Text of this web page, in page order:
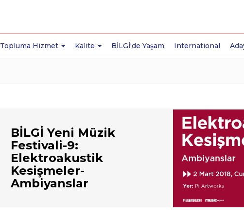
Topluma Hizmet Kalite BİLGİ'de Yaşam International
BİLGİ Yeni Müzik
Festivali-9:
Elektroakustik
Kesişmeler-
Ambiyanslar